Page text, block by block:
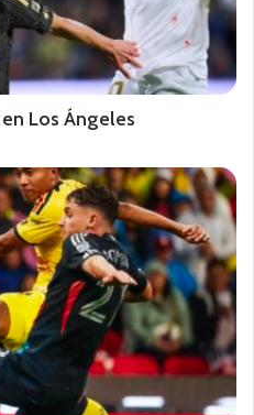
Los Ángeles